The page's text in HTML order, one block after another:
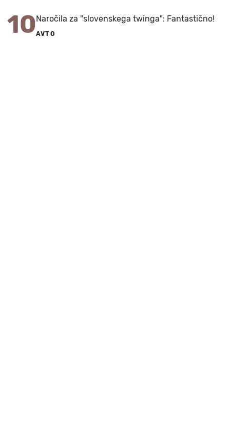
10Naročila za "slovenskega twinga": Fantastično!
AVTO